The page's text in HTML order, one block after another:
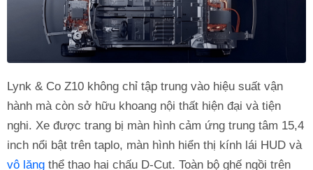
Lynk & Co Z10 không chỉ tập trung vào hiệu suất vận
hành mà còn sở hữu khoang nội thất hiện đại và tiện
nghi. Xe được trang bị màn hình cảm ứng trung tâm 15,4
inch nổi bật trên taplo, màn hình hiển thị kính lái HUD và
vô lăng thể thao hai chấu D-Cut. Toàn bộ ghế ngồi trên